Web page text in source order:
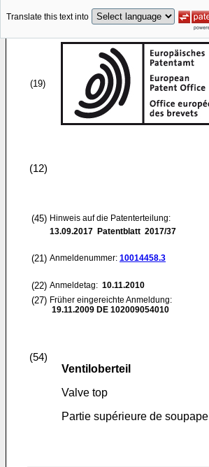
Translate this text into
(19)
(12)
(45) Hinweis auf die Patenterteilung:
13.09.2017 Patentblatt 2017/37
(21) Anmeldenummer: 10014458.3
(22) Anmeldetag: 10.11.2010
(27) Früher eingereichte Anmeldung:
19.11.2009 DE 102009054010
(54)
Ventiloberteil
Valve top
Partie supérieure de soupape